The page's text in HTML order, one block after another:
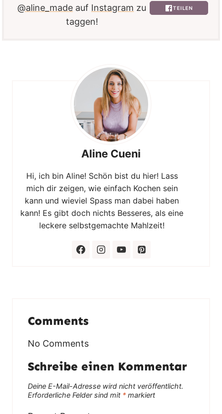
@aline_made auf Instagram zu
taggen!
TEILEN
Aline Cueni
Hi, ich bin Aline! Schön bist du hier! Lass
mich dir zeigen, wie einfach Kochen sein
kann und wieviel Spass man dabei haben
kann! Es gibt doch nichts Besseres, als eine
leckere selbstgemachte Mahlzeit!
Comments
No Comments
Schreibe einen Kommentar
Deine E-Mail-Adresse wird nicht veröffentlicht.
Erforderliche Felder sind mit * markiert